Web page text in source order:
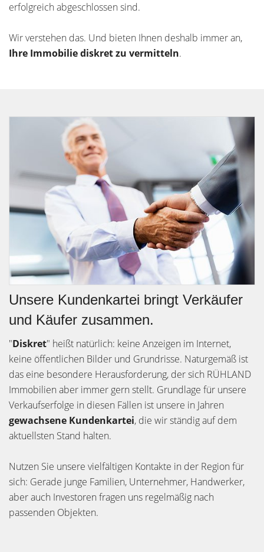
erfolgreich abgeschlossen sind.
Wir verstehen das. Und bieten Ihnen deshalb immer an,
Ihre Immobilie diskret zu vermitteln.
Unsere Kundenkartei bringt Verkäufer
und Käufer zusammen.
"Diskret" heißt natürlich: keine Anzeigen im Internet,
keine öffentlichen Bilder und Grundrisse. Naturgemäß ist
das eine besondere Herausforderung, der sich RÜHLAND
Immobilien aber immer gern stellt. Grundlage für unsere
Verkaufserfolge in diesen Fällen ist unsere in Jahren
gewachsene Kundenkartei, die wir ständig auf dem
aktuellsten Stand halten.
Nutzen Sie unsere vielfältigen Kontakte in der Region für
sich: Gerade junge Familien, Unternehmer, Handwerker,
aber auch Investoren fragen uns regelmäßig nach
passenden Objekten.